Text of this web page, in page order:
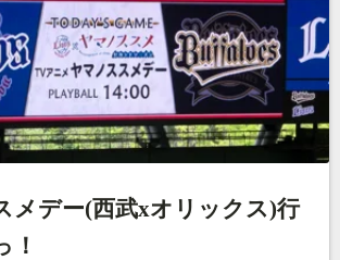
メデー(西武xオリックス)行
！